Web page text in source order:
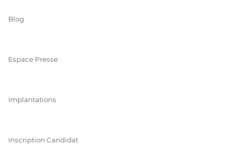
Blog
Espace Presse
Implantations
Inscription Candidat